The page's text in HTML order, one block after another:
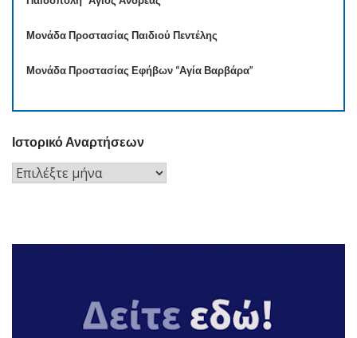
Μονάδα Προστασίας Παιδιού Πεντέλης
Μονάδα Προστασίας Εφήβων “Αγία Βαρβάρα”
Ιστορικό Αναρτήσεων
Ιστορικό